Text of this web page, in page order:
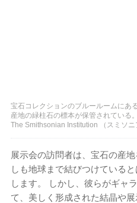
宝石コレクションのブルールームにあ
産地の緑柱石の標本が保管されている
The Smithsonian Institution （スミソ
展示会の訪問者は、宝石の産
しも地球まで結びつけている
します。 しかし、彼らがギャ
て、美しく形成された結晶や